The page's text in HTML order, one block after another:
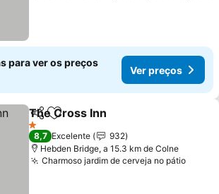
para ver os preços
Ver preços
PartilharAdicionar aos favoritos
The Cross Inn
1 Estrelas
8,7 Excelente
932
Hebden Bridge, a 15.3 km de Colne
Charmoso jardim de cerveja no pátioVer